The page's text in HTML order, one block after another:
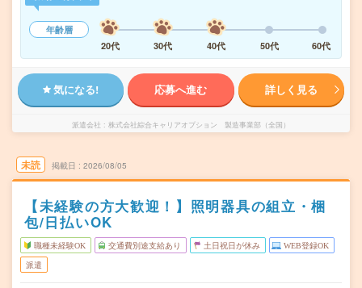
年齢層
20代
30代 40代 50代 60代
気になる! 応募へ進む 詳しく見る
派遣会社 株式会社綜合キャリアオプション 製造事業部（全国）
未読 掲載日 2026/08/05
【未経験の方大歓迎！】照明器具の組立・梱
包/日払いOK
職種未経験OK 交通費別途支給あり 土日祝日が休み WEB登録OK
派遣